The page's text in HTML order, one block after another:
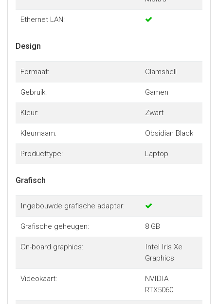
Ethernet LAN:
Design
Formaat: Clamshell
Gebruik: Gamen
Kleur: Zwart
Kleurnaam: Obsidian Black
Producttype: Laptop
Grafisch
Ingebouwde grafische adapter:
Grafische geheugen: 8 GB
On-board graphics:
Intel Iris Xe
Graphics
Videokaart:
NVIDIA
RTX5060